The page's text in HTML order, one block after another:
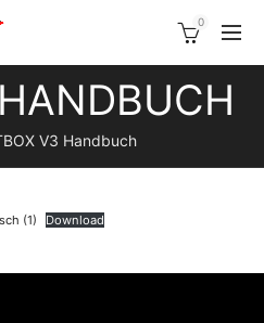
0
V3 Handbuch
(1) Download